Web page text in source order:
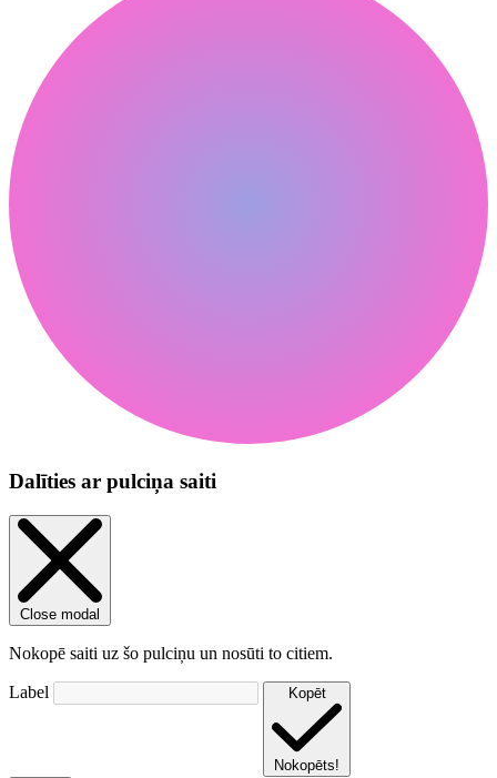
Dalīties ar pulciņa saiti
Close modal
Nokopē saiti uz šo pulciņu un nosūti to citiem.
Label Kopēt
Nokopēts!